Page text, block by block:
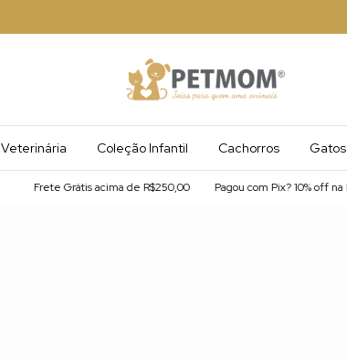
Veterinária Coleção Infantil Cachorros Gatos
Frete Grátis acima de R$250,00 Pagou com Pix? 10% off na hora